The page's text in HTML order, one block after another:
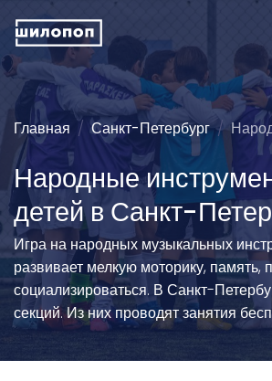
Главная Санкт-Петербург
Народные
детей в Санкт-
Игра на народных музыкальных
развивает мелкую моторику, память,
социализироваться. В Санкт-
секций. Из них проводят занятия